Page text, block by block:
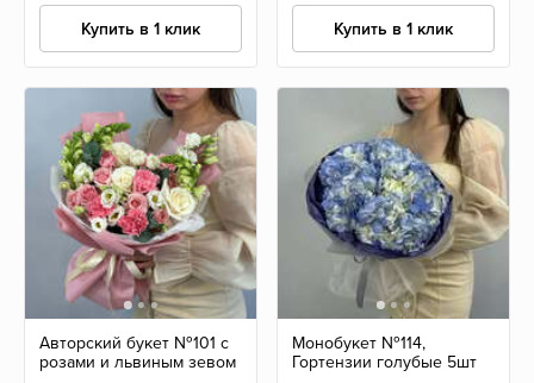
Купить в 1 клик Купить в 1 клик
Авторский букет №101 с
розами и львиным зевом
Монобукет №114,
Гортензии голубые 5шт